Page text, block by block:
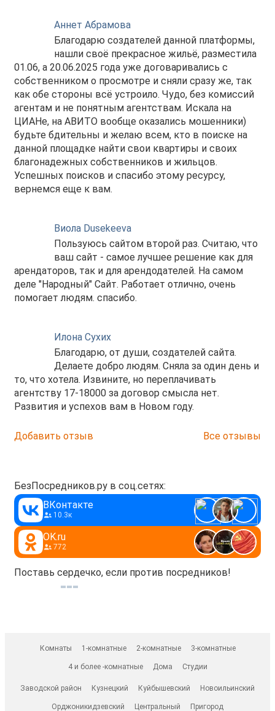
Аннет Абрамова
Благодарю создателей данной платформы,
нашли своё прекрасное жильё, разместила
01.06, а 20.06.2025 года уже договаривались с
собственником о просмотре и сняли сразу же, так
как обе стороны всё устроило. Чудо, без комиссий
агентам и не понятным агентствам. Искала на
ЦИАНе, на АВИТО вообще оказались мошенники)
будьте бдительны и желаю всем, кто в поиске на
данной площадке найти свои квартиры и своих
благонадежных собственников и жильцов.
Успешных поисков и спасибо этому ресурсу,
вернемся еще к вам.
Виола Dusekeeva
Пользуюсь сайтом второй раз. Считаю, что
ваш сайт - самое лучшее решение как для
арендаторов, так и для арендодателей. На самом
деле "Народный" Сайт. Работает отлично, очень
помогает людям. спасибо.
Илона Сухих
Благодарю, от души, создателей сайта.
Делаете добро людям. Сняла за один день и
то, что хотела. Извините, но переплачивать
агентству 17-18000 за договор смысла нет.
Развития и успехов вам в Новом году.
Добавить отзыв Все отзывы
БезПосредников.ру в соц.сетях:
ВКонтакте
10.3к
OK.ru
772
Поставь сердечко, если против посредников!
Комнаты 1-комнатные 2-комнатные 3-комнатные
4 и более -комнатные Дома Студии
Заводской район Кузнецкий Куйбышевский Новоильинский
Орджоникидзевский Центральный Пригород